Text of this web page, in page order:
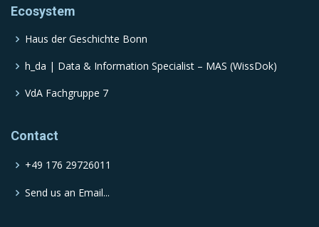
Ecosystem
Haus der Geschichte Bonn
h_da | Data & Information Specialist – MAS (WissDok)
VdA Fachgruppe 7
Contact
+49 176 29726011
Send us an Email...